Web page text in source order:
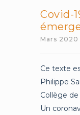
Covid-
Mars 2020
Ce texte
Philippe
Collège de
Un